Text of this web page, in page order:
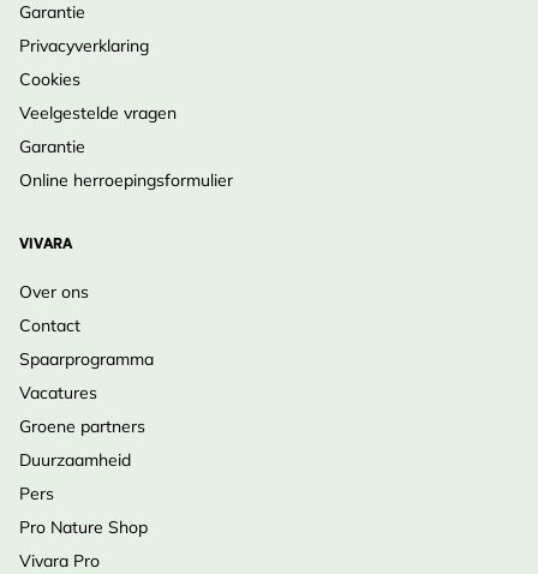
ISBN
Garantie
Privacyverklaring
Cookies
Veelgestelde vragen
Garantie
Online herroepingsformulier
VIVARA
Over ons
Contact
Spaarprogramma
Vacatures
Groene partners
Duurzaamheid
Pers
Pro Nature Shop
Vivara Pro